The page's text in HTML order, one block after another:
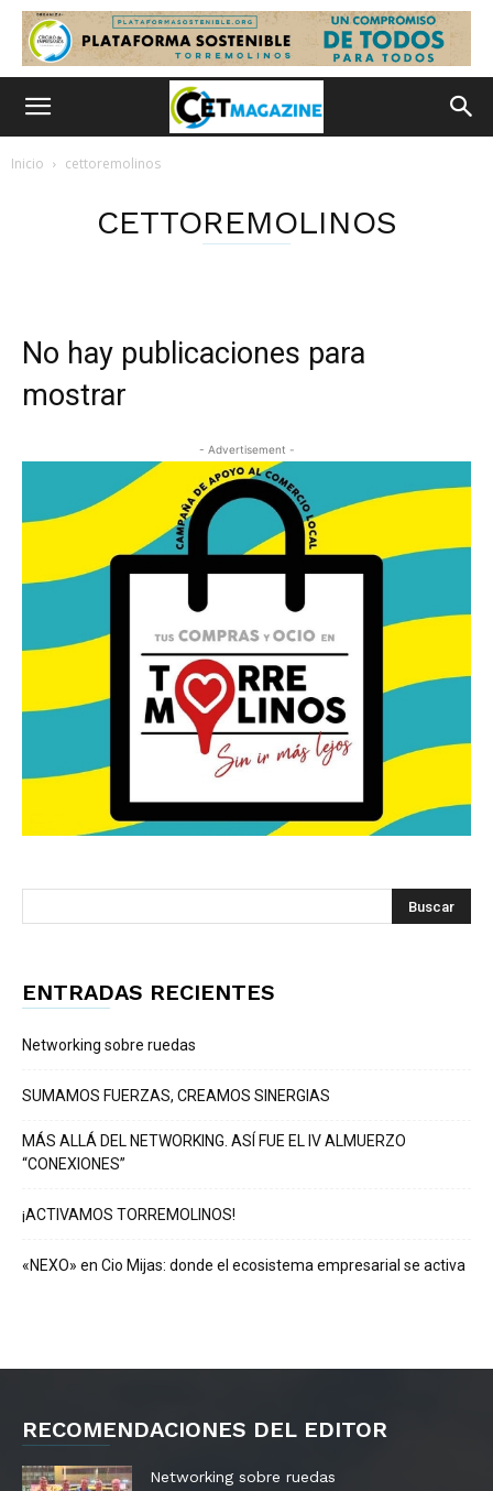
Inicio cettoremolinos
CETTOREMOLINOS
No hay publicaciones para
mostrar
- Advertisement -
ENTRADAS RECIENTES
Networking sobre ruedas
SUMAMOS FUERZAS, CREAMOS SINERGIAS
MÁS ALLÁ DEL NETWORKING. ASÍ FUE EL IV ALMUERZO
“CONEXIONES”
¡ACTIVAMOS TORREMOLINOS!
«NEXO» en Cio Mijas: donde el ecosistema empresarial se activa
RECOMENDACIONES DEL EDITOR
Networking sobre ruedas